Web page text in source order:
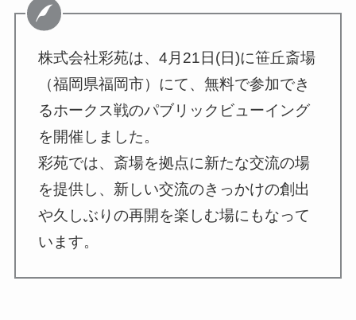
株式会社彩苑は、4月21日(日)に笹丘斎場
（福岡県福岡市）にて、無料で参加でき
るホークス戦のパブリックビューイング
を開催しました。
彩苑では、斎場を拠点に新たな交流の場
を提供し、新しい交流のきっかけの創出
や久しぶりの再開を楽しむ場にもなって
います。